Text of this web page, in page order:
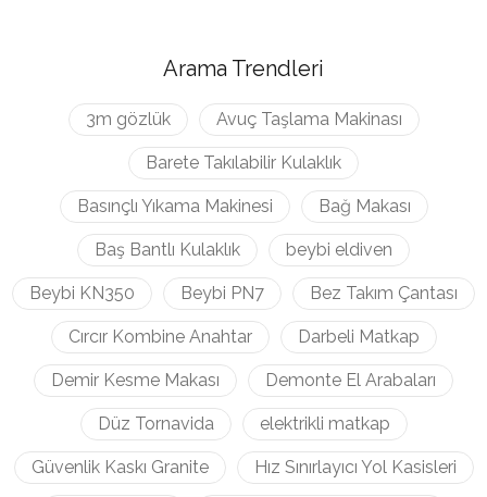
Arama Trendleri
3m gözlük Avuç Taşlama Makinası
Barete Takılabilir Kulaklık
Basınçlı Yıkama Makinesi Bağ Makası
Baş Bantlı Kulaklık beybi eldiven
Beybi KN350 Beybi PN7 Bez Takım Çantası
Cırcır Kombine Anahtar Darbeli Matkap
Demir Kesme Makası Demonte El Arabaları
Düz Tornavida elektrikli matkap
Güvenlik Kaskı Granite Hız Sınırlayıcı Yol Kasisleri